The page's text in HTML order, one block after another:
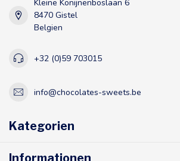
Kleine Konijnenboslaan 6
8470 Gistel
Belgien
+32 (0)59 703015
info@chocolates-sweets.be
Kategorien
Informationen